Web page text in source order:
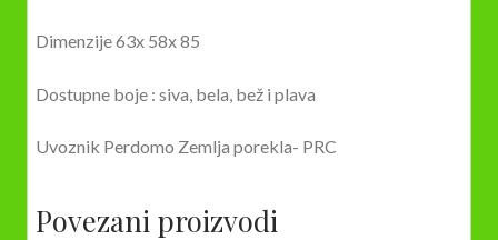
Dimenzije 63x 58x 85
Dostupne boje : siva, bela, bež i plava
Uvoznik Perdomo Zemlja porekla- PRC
Povezani proizvodi